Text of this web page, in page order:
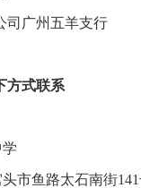
司广州五羊支行
方式联系
市鱼路太石南街